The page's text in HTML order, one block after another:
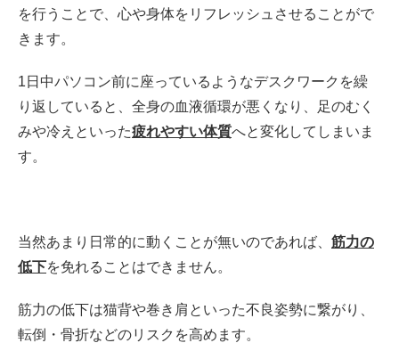
を行うことで、心や身体をリフレッシュさせることがで
きます。
1日中パソコン前に座っているようなデスクワークを繰
り返していると、全身の血液循環が悪くなり、足のむく
みや冷えといった疲れやすい体質へと変化してしまいま
す。
当然あまり日常的に動くことが無いのであれば、 筋力の
低下を免れることはできません。
筋力の低下は猫背や巻き肩といった不良姿勢に繋がり、
転倒・骨折などのリスクを高めます。